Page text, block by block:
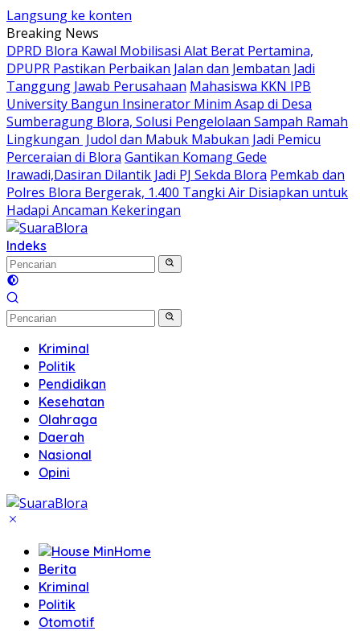
Langsung ke konten
Breaking News
DPRD Blora Kawal Mobilisasi Alat Berat Pertamina,
DPUPR Pastikan Perbaikan Jalan dan Jembatan Jadi
Tanggung Jawab Perusahaan Mahasiswa KKN IPB
University Bangun Insinerator Minim Asap di Desa
Sumberagung Blora, Solusi Pengelolaan Sampah Ramah
Lingkungan ‎ Judol dan Mabuk Mabukan Jadi Pemicu
Perceraian di Blora Gantikan Komang Gede
Irawadi,Dasiran Dilantik Jadi PJ Sekda Blora Pemkab dan
Polres Blora Bergerak, 1.400 Tangki Air Disiapkan untuk
Hadapi Ancaman Kekeringan
Indeks
Kriminal
Politik
Pendidikan
Kesehatan
Olahraga
Daerah
Nasional
Opini
Home
Berita
Kriminal
Politik
Otomotif